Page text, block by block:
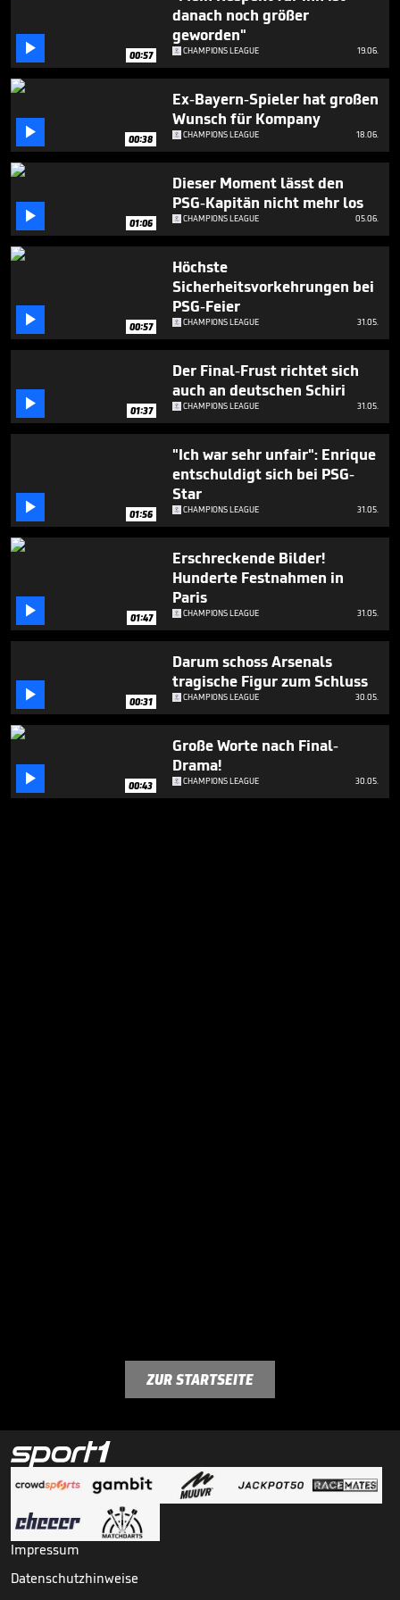
seconds
 00:57
danach noch größer
geworden"
CHAMPIONS LEAGUE 19.06.
 00:38
Ex-Bayern-Spieler hat großen
Wunsch für Kompany
CHAMPIONS LEAGUE 18.06.
 01:06
Dieser Moment lässt den
PSG-Kapitän nicht mehr los
CHAMPIONS LEAGUE 05.06.
 00:57
Höchste
Sicherheitsvorkehrungen bei
PSG-Feier
CHAMPIONS LEAGUE 31.05.
 01:37
Der Final-Frust richtet sich
auch an deutschen Schiri
CHAMPIONS LEAGUE 31.05.
 01:56
"Ich war sehr unfair": Enrique
entschuldigt sich bei PSG-
Star
CHAMPIONS LEAGUE 31.05.
 01:47
Erschreckende Bilder!
Hunderte Festnahmen in
Paris
CHAMPIONS LEAGUE 31.05.
 00:31
Darum schoss Arsenals
tragische Figur zum Schluss
CHAMPIONS LEAGUE 30.05.
 00:43
Große Worte nach Final-
Drama!
CHAMPIONS LEAGUE 30.05.
ZUR STARTSEITE
Impressum
Datenschutzhinweise